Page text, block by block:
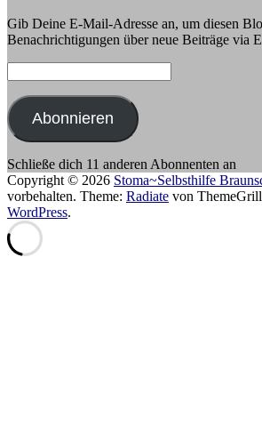
Gib Deine E-Mail-Adresse an, um diesen
Benachrichtigungen über neue Beiträge via
Mail-
Adresse:
Abonnieren
Schließe dich 11 anderen Abonnenten an
Copyright © 2026 Stoma~Selbsthilfe
vorbehalten. Theme: Radiate von
WordPress.